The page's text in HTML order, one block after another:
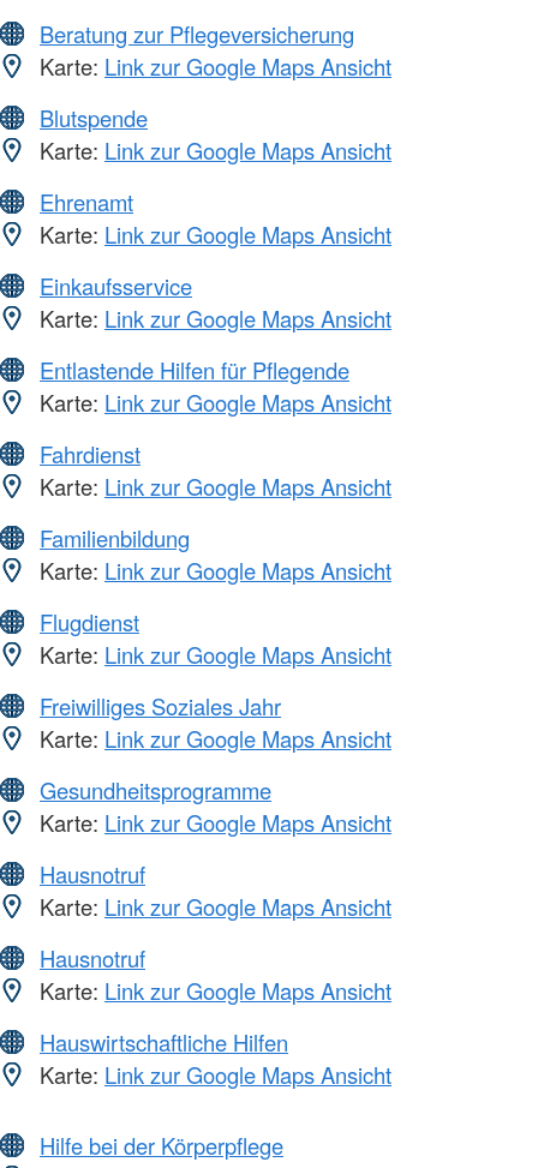
Beratung zur Pflegeversicherung
Karte: Link zur Google Maps Ansicht
Blutspende
Karte: Link zur Google Maps Ansicht
Ehrenamt
Karte: Link zur Google Maps Ansicht
Einkaufsservice
Karte: Link zur Google Maps Ansicht
Entlastende Hilfen für Pflegende
Karte: Link zur Google Maps Ansicht
Fahrdienst
Karte: Link zur Google Maps Ansicht
Familienbildung
Karte: Link zur Google Maps Ansicht
Flugdienst
Karte: Link zur Google Maps Ansicht
Freiwilliges Soziales Jahr
Karte: Link zur Google Maps Ansicht
Gesundheitsprogramme
Karte: Link zur Google Maps Ansicht
Hausnotruf
Karte: Link zur Google Maps Ansicht
Hausnotruf
Karte: Link zur Google Maps Ansicht
Hauswirtschaftliche Hilfen
Karte: Link zur Google Maps Ansicht
Hilfe bei der Körperpflege